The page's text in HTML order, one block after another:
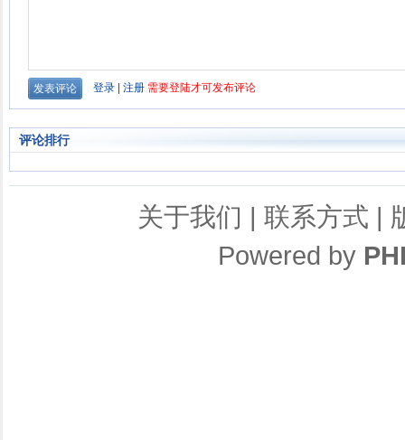
评论排行
关于我们 | 联系方式 |
Powered by